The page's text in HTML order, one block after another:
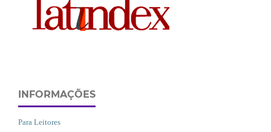
INFORMAÇÕES
Para Leitores